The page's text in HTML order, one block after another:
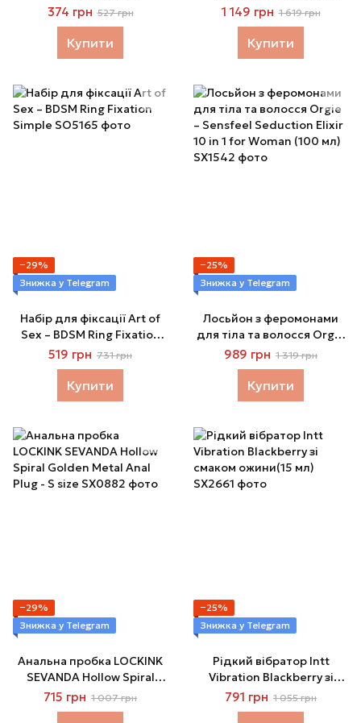
афродизіаками (30 мл)
374 грн 527 грн
Купити
рожева, у вигляді бутона,
діаметр 2,9 см, тонкий
обмежувач
1 149 грн 1 619 грн
Купити
−29%
Знижка у Telegram
Набір для фіксації Art of
Sex – BDSM Ring Fixation
Simple
519 грн 731 грн
Купити
−25%
Знижка у Telegram
Лосьйон з феромонами
для тіла та волосся Orgie
– Sensfeel Seduction Elixir
10 in 1 for Woman (100 мл)
989 грн 1 319 грн
Купити
−29%
Знижка у Telegram
Анальна пробка LOCKINK
SEVANDA Hollow Spiral
Golden Metal Anal Plug - S
size
715 грн 1 007 грн
−25%
Знижка у Telegram
Рідкий вібратор Intt
Vibration Blackberry зі
смаком ожини(15 мл)
791 грн 1 055 грн